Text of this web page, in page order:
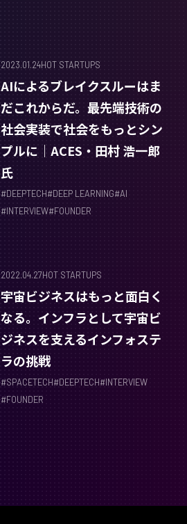
2023.01.24HOT STARTUPS
AIによるブレイクスルーはま
だこれからだ。最先端技術の
社会実装で社会をもっとシン
プルに｜ACES・田村 浩一郎
氏
#DEEPTECH#DEEP LEARNING#AI
#INTERVIEW#FOUNDER
2022.04.27HOT STARTUPS
宇宙ビジネスはもっと面白く
なる。インフラとして宇宙ビ
ジネスを支えるインフォステ
ラの挑戦
#SPACETECH#DEEPTECH#INTERVIEW
#FOUNDER